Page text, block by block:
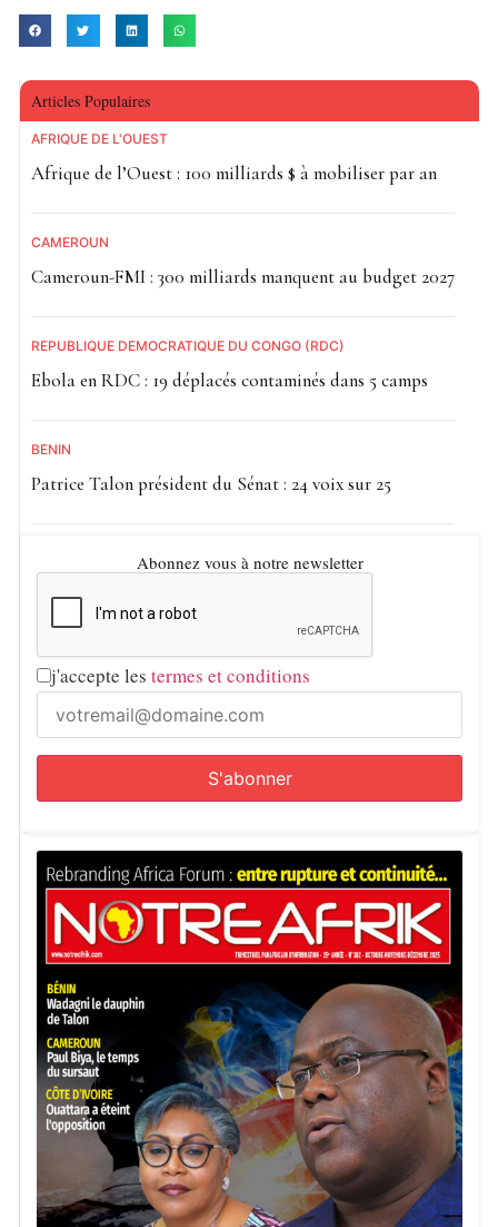
Articles Populaires
AFRIQUE DE L'OUEST
Afrique de l’Ouest : 100 milliards $ à mobiliser par an
CAMEROUN
Cameroun-FMI : 300 milliards manquent au budget 2027
RÉPUBLIQUE DÉMOCRATIQUE DU CONGO (RDC)
Ebola en RDC : 19 déplacés contaminés dans 5 camps
BÉNIN
Patrice Talon président du Sénat : 24 voix sur 25
Abonnez vous à notre newsletter
j'accepte les termes et conditions